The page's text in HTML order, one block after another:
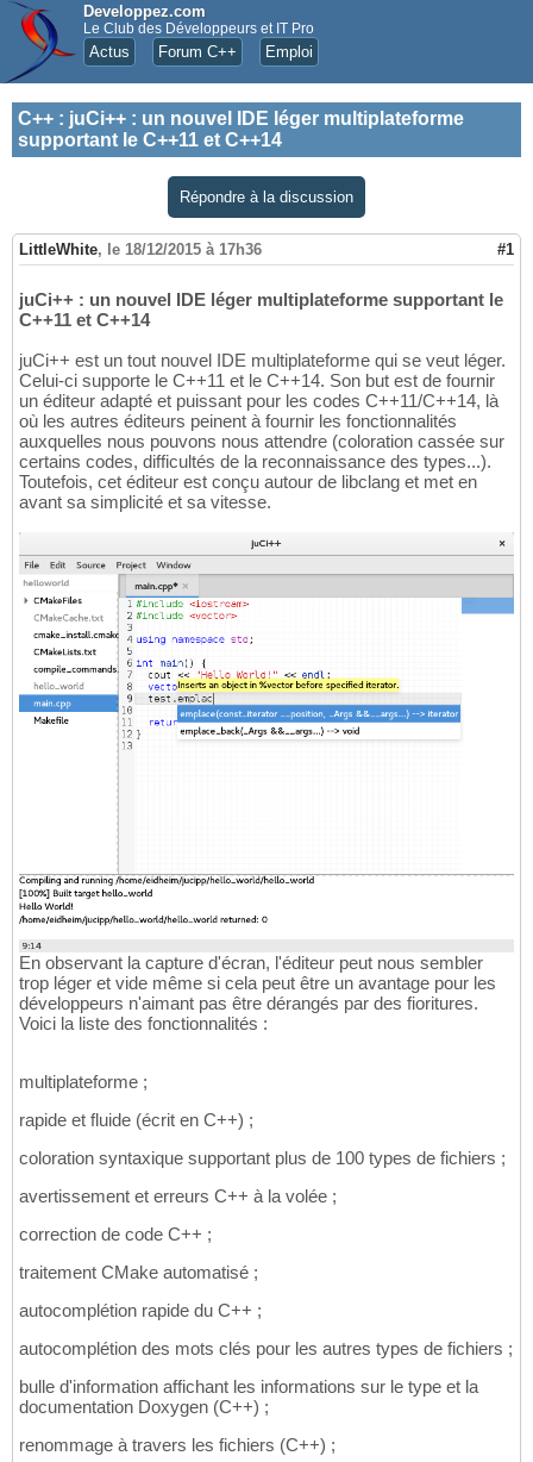
Developpez.com
Le Club des Développeurs et IT Pro
Actus Forum C++ Emploi
C++ : juCi++ : un nouvel IDE léger multiplateforme
supportant le C++11 et C++14
Répondre à la discussion
LittleWhite, le 18/12/2015 à 17h36 #1
juCi++ : un nouvel IDE léger multiplateforme supportant le
C++11 et C++14
juCi++ est un tout nouvel IDE multiplateforme qui se veut léger.
Celui-ci supporte le C++11 et le C++14. Son but est de fournir
un éditeur adapté et puissant pour les codes C++11/C++14, là
où les autres éditeurs peinent à fournir les fonctionnalités
auxquelles nous pouvons nous attendre (coloration cassée sur
certains codes, difficultés de la reconnaissance des types...).
Toutefois, cet éditeur est conçu autour de libclang et met en
avant sa simplicité et sa vitesse.
En observant la capture d'écran, l'éditeur peut nous sembler
trop léger et vide même si cela peut être un avantage pour les
développeurs n'aimant pas être dérangés par des fioritures.
Voici la liste des fonctionnalités :
multiplateforme ;
rapide et fluide (écrit en C++) ;
coloration syntaxique supportant plus de 100 types de fichiers ;
avertissement et erreurs C++ à la volée ;
correction de code C++ ;
traitement CMake automatisé ;
autocomplétion rapide du C++ ;
autocomplétion des mots clés pour les autres types de fichiers ;
bulle d'information affichant les informations sur le type et la
documentation Doxygen (C++) ;
renommage à travers les fichiers (C++) ;